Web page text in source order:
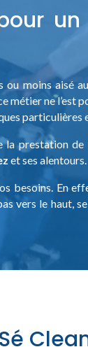
moins
ne l’est
particulières
la prestation
et ses alentours.
besoins. En
vers le haut,